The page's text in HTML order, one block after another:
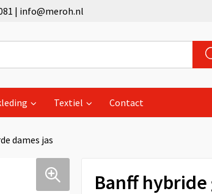
| info@meroh.nl
Textiel Contact
dames jas
Banff